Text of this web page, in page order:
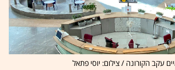
עקב הקורונה / צילום: יוסי פתאל